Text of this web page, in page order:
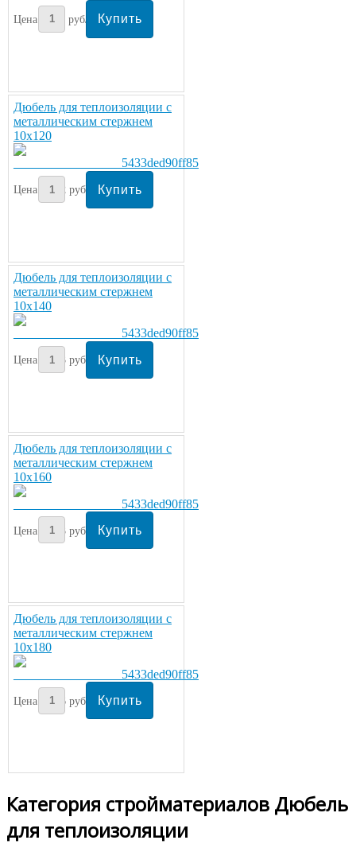
Цена: 11 руб/шт.
Дюбель для теплоизоляции с
металлическим стержнем
10х120
Цена: 12руб/шт.
Дюбель для теплоизоляции с
металлическим стержнем
10х140
Цена: 13руб/шт.
Дюбель для теплоизоляции с
металлическим стержнем
10х160
Цена: 13руб/шт.
Дюбель для теплоизоляции с
металлическим стержнем
10х180
Цена: 16руб/шт.
Категория стройматериалов Дюбель
для теплоизоляции